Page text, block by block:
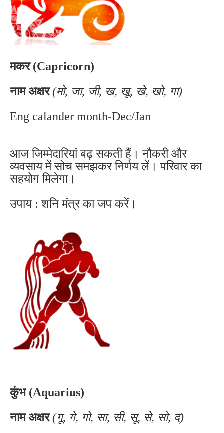
मकर (Capricorn)
नाम अक्षर (मो, जा, जी, ख, खू, खे, खो, गा)
Eng calander month-Dec/Jan
आज जिम्मेदारियां बढ़ सकती हैं। नौकरी और
व्यवसाय में सोच समझकर निर्णय लें। परिवार का
सहयोग मिलेगा।
उपाय : शनि मंत्र का जप करें।
कुंभ (Aquarius)
नाम अक्षर (गू, गे, गो, सा, सी, सू, से, सो, द)